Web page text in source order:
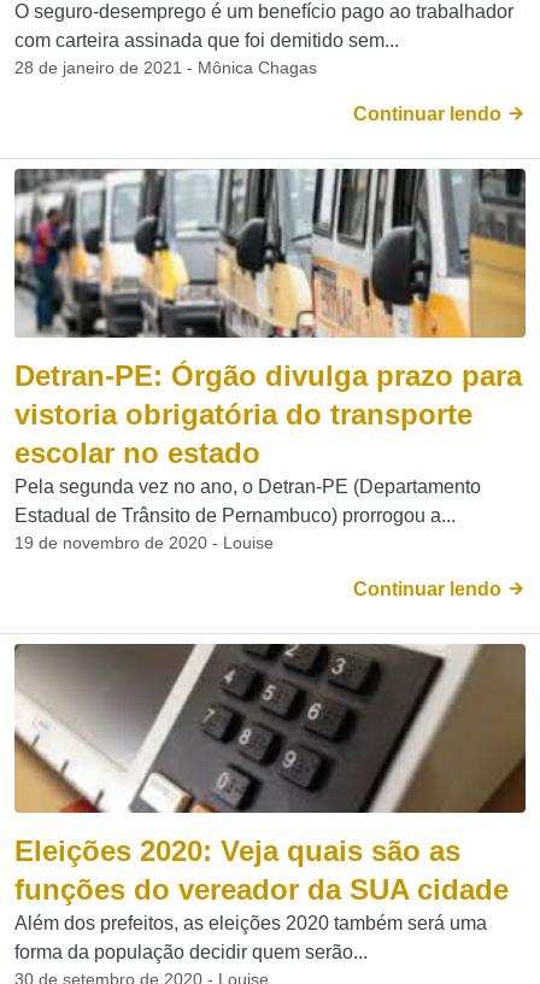
O seguro-desemprego é um benefício pago ao trabalhador
com carteira assinada que foi demitido sem...
28 de janeiro de 2021 - Mônica Chagas
Continuar lendo
Detran-PE: Órgão divulga prazo para
vistoria obrigatória do transporte
escolar no estado
Pela segunda vez no ano, o Detran-PE (Departamento
Estadual de Trânsito de Pernambuco) prorrogou a...
19 de novembro de 2020 - Louise
Continuar lendo
Eleições 2020: Veja quais são as
funções do vereador da SUA cidade
Além dos prefeitos, as eleições 2020 também será uma
forma da população decidir quem serão...
30 de setembro de 2020 - Louise